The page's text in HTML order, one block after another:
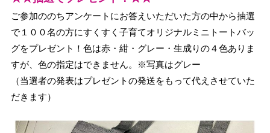
ご参加ののちアンケートにお答えいただいた方の中から抽選
で１００名の方にすくすく子育てオリジナルミニトートバッ
グをプレゼント！色は赤・紺・グレー・生成りの４色ありま
すが、色の指定はできません。※写真はグレー
（当選者の発表はプレゼントの発送をもって代えさせていた
だきます）